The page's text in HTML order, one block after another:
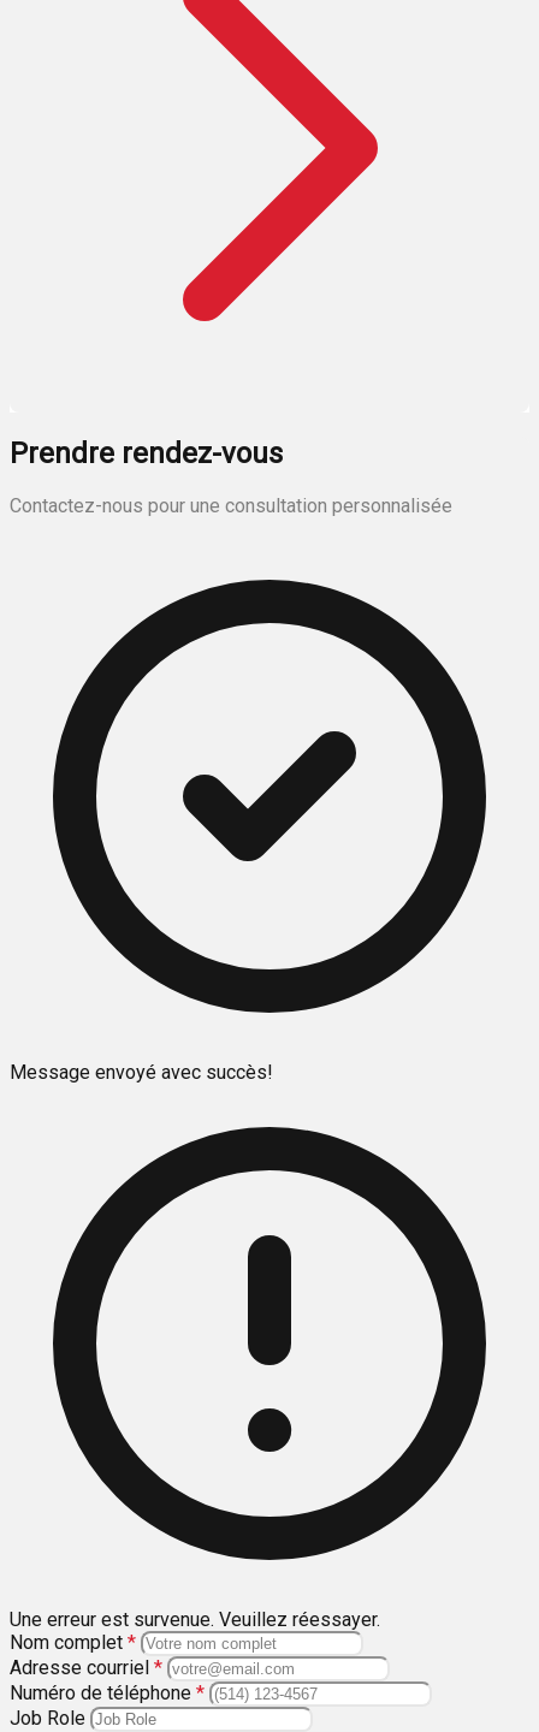
Prendre rendez-vous
Contactez-nous pour une consultation personnalisée
Message envoyé avec succès!
Une erreur est survenue. Veuillez réessayer.
Nom complet *
Adresse courriel *
Numéro de téléphone *
Job Role